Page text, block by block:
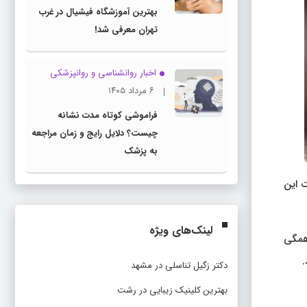
این
بهترین آموزشگاه فیشیال در غرب
تهران معرفی شد!
اخبار روانشناسی و روانپزشكی
۶ مرداد ۱۴۰۵
فراموشی کوتاه مدت نشانه
چیست؟ دلایل رایج و زمان مراجعه
به پزشک
لینک‌های ویژه
دکتر زگیل تناسلی در مشهد
بهترین کلینیک زیبایی در رشت